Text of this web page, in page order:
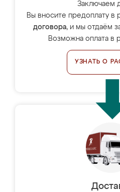
Заключаем
Вы вносите предоплату в
договора, и мы отдаём
Возможна оплата в
УЗНАТЬ О